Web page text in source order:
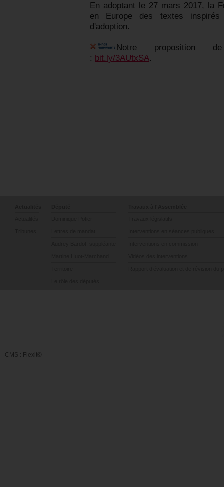
En adoptant le 27 mars 2017, la
en Europe des textes
d'adoption.
Notre proposition
: bit.ly/3AUtxSA.
CMS : Flexit©